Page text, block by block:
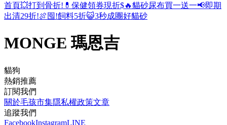
首頁💥打到骨折! 💊保健領券現折$🔥貓砂尿布買一送一📢即期
出清29折!🍖囤!飼料5折😺3秒成團好貓砂
MONGE 瑪恩吉
貓狗
熱銷推薦
訂閱我們
關於毛孩市集隱私權政策文章
追蹤我們
FacebookInstagramLINE